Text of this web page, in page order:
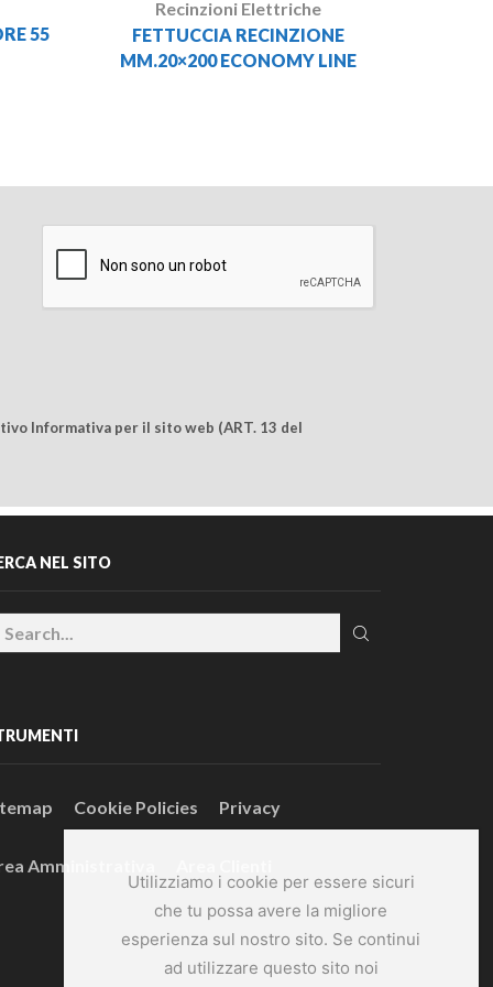
Utilizziamo i cookie per essere sicuri
che tu possa avere la migliore
esperienza sul nostro sito. Se continui
ad utilizzare questo sito noi
55
Recinzioni Elettriche
FETTUCCIA RECINZIONE
MM.20×200 ECONOMY LINE
Informativa per il sito web (ART. 13 del
NEL SITO
Cookie Policies Privacy
Amministrativa